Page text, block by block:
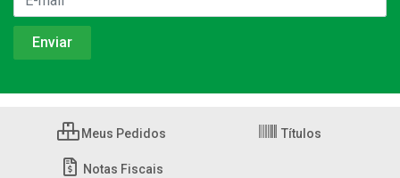
Meus Pedidos Títulos
Notas Fiscais